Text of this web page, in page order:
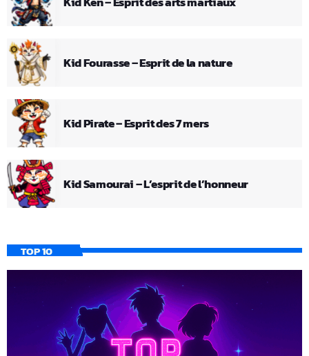
Kid Fourasse – Esprit de la nature
Kid Pirate – Esprit des 7 mers
Kid Samourai – L’esprit de l’honneur
TOP 10